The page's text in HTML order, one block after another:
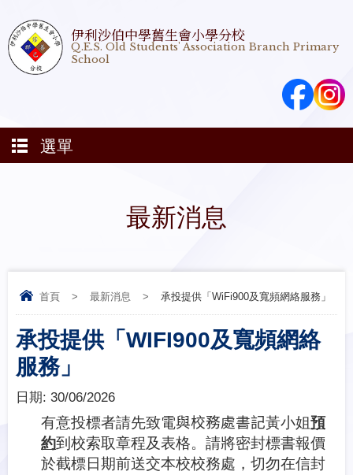
伊利沙伯中學舊生會小學分校
Q.E.S. Old Students' Association Branch Primary
School
選單
最新消息
首頁 > 最新消息 > 承投提供「WiFi900及寬頻網絡服務」
承投提供「WIFI900及寬頻網絡
服務」
日期: 30/06/2026
有意投標者請先致電與校務處書記黃小姐預
約到校索取章程及表格。請將密封標書報價
於截標日期前送交本校校務處，切勿在信封